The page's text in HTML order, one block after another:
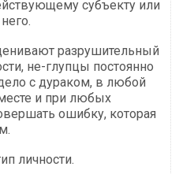
субъекту или
разрушительный
не-глупцы постоянно
с дураком, в любой
и при любых
ошибку, которая
личности.